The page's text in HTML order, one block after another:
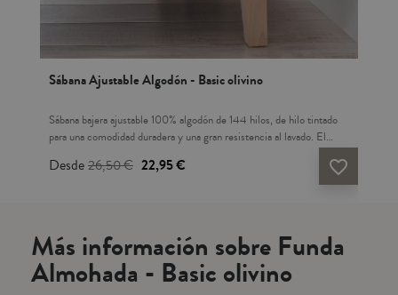
favorite_border
Sábana Ajustable Algodón - Basic olivino
Sábana bajera ajustable 100% algodón de 144 hilos, de hilo tintado
para una comodidad duradera y una gran resistencia al lavado. El
Proporciona frescura en las noches de verano y calidez en las noches
bajera que se ajusta con goma en todo el perímetro de la platabanda
para una sujeción perfecta durante la noche evitando
desplazamientos no deseados, puede asumir colchones de hasta 200
Desde26,50 € 22,95 €
Más información sobre Funda
Almohada - Basic olivino